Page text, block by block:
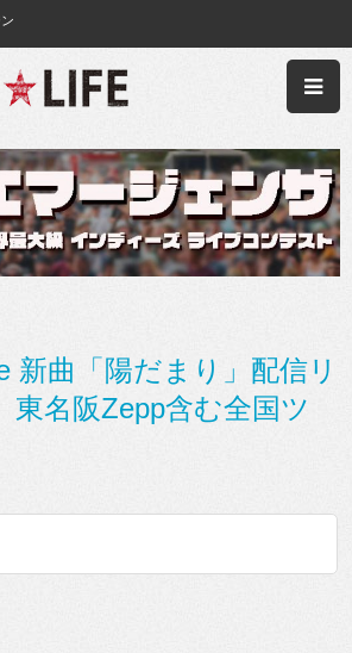
新曲「陽だまり」配信リ
東名阪Zepp含む全国ツ